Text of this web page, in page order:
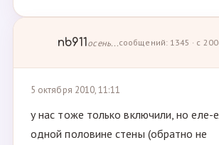
nb911осень... сообщений: 1345 · с
5 октября 2010, 11:11
у нас тоже только включили, но еле-
одной половине стены (обратно не